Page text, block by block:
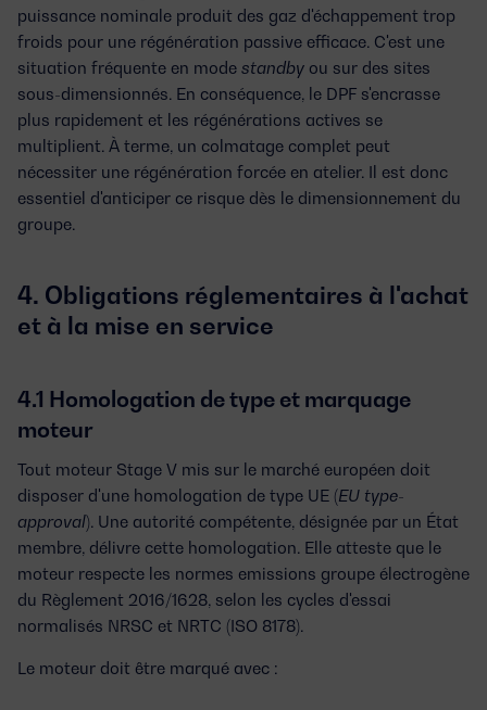
puissance nominale produit des gaz d'échappement trop
froids pour une régénération passive efficace. C'est une
situation fréquente en mode standby ou sur des sites
sous-dimensionnés. En conséquence, le DPF s'encrasse
plus rapidement et les régénérations actives se
multiplient. À terme, un colmatage complet peut
nécessiter une régénération forcée en atelier. Il est donc
essentiel d'anticiper ce risque dès le dimensionnement du
groupe.
4. Obligations réglementaires à l'achat
et à la mise en service
4.1 Homologation de type et marquage
moteur
Tout moteur Stage V mis sur le marché européen doit
disposer d'une homologation de type UE (EU type-
approval). Une autorité compétente, désignée par un État
membre, délivre cette homologation. Elle atteste que le
moteur respecte les normes emissions groupe électrogène
du Règlement 2016/1628, selon les cycles d'essai
normalisés NRSC et NRTC (ISO 8178).
Le moteur doit être marqué avec :